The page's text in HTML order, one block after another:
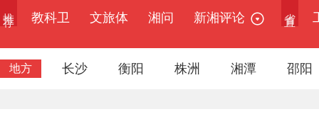
教科卫
文旅体 湘问 新湘评论
地方 长沙 衡阳 株洲 湘潭 邵阳